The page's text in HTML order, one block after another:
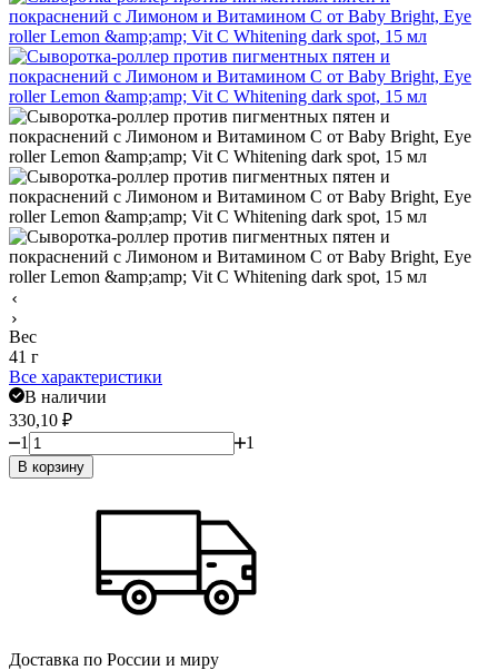
Вес
41 г
Все характеристики
В наличии
330,10 ₽
1
1
В корзину
Доставка по России и миру